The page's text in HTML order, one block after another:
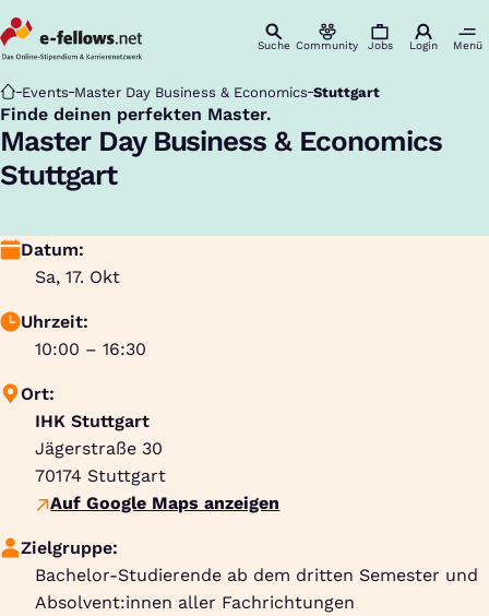
Suche Community Jobs Login Menü
Startseite
Events Master Day Business & Economics Stuttgart
Finde deinen perfekten Master.
:
Master Day Business & Economics
Stuttgart
Datum:
Sa, 17. Okt
Uhrzeit:
10:00 – 16:30
Ort:
IHK Stuttgart
Jägerstraße 30
70174 Stuttgart
Auf Google Maps anzeigen
Zielgruppe:
Bachelor-Studierende ab dem dritten Semester und
Absolvent:innen aller Fachrichtungen